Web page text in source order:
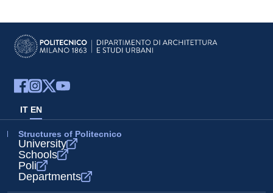
IT EN
Structures of Politecnico
University
Schools
Poli
Departments